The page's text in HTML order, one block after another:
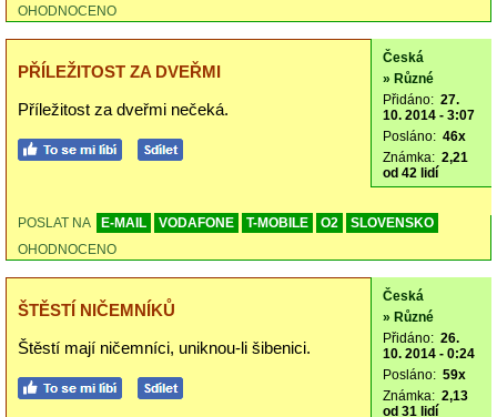
OHODNOCENO
PŘÍLEŽITOST ZA DVEŘMI
Příležitost za dveřmi nečeká.
Česká
» Různé
Přidáno: 27.
10. 2014 - 3:07
Posláno: 46x
Známka: 2,21
od 42 lidí
POSLAT NA E-MAIL VODAFONE T-MOBILE O2
SLOVENSKO
OHODNOCENO
ŠTĚSTÍ NIČEMNÍKŮ
Štěstí mají ničemníci, uniknou-li šibenici.
Česká
» Různé
Přidáno: 26.
10. 2014 - 0:24
Posláno: 59x
Známka: 2,13
od 31 lidí